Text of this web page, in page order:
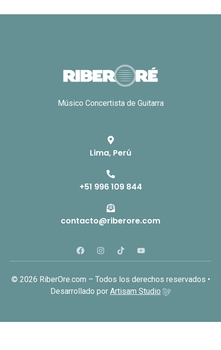
Músico Concertista de Guitarra
Lima, Perú
+51 996 109 844
contacto@riberore.com
© 2026 RiberOre.com – Todos los derechos reservados •
Desarrollado por Artisam Studio